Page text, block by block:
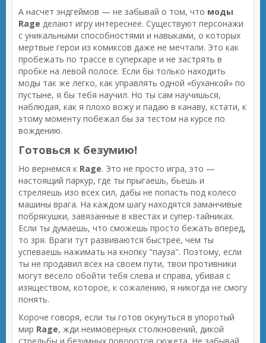
А насчет эндгеймов — не забывай о том, что моды
Rage делают игру интереснее. Существуют персонажи
с уникальными способностями и навыками, о которых
мертвые герои из комиксов даже не мечтали. Это как
пробежать по трассе в суперкаре и не застрять в
пробке на левой полосе. Если бы только находить
моды так же легко, как управлять одной «буханкой» по
пустыне, я бы тебя научил. Но ты сам научишься,
наблюдая, как я плохо вожу и падаю в канаву, кстати, к
этому моменту побежал бы за тестом на курсе по
вождению.
Готовься к безумию!
Но вернемся к Rage. Это не просто игра, это —
настоящий паркур, где ты прыгаешь, бьешь и
стреляешь изо всех сил, дабы не попасть под колесо
машины врага. На каждом шагу находятся заманчивые
побрякушки, завязанные в квестах и супер-тайниках.
Если ты думаешь, что сможешь просто бежать вперед,
то зря. Враги тут развиваются быстрее, чем ты
успеваешь нажимать на кнопку "пауза". Поэтому, если
ты не продавил всех на своем пути, твои противники
могут весело обойти тебя слева и справа, убивая с
изяществом, которое, к сожалению, я никогда не смогу
понять.
Короче говоря, если ты готов окунуться в упоротый
мир Rage, жди неимоверных столкновений, дикой